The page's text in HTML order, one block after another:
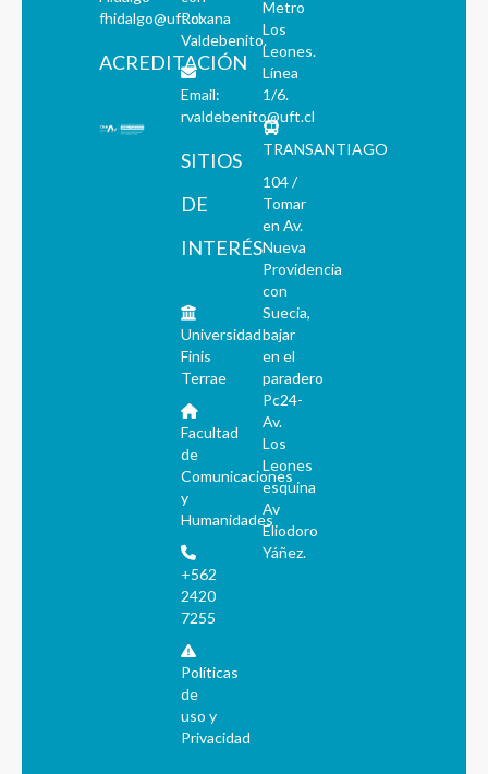
fhidalgo@uft.cl
ACREDITACIÓN
Roxana
Valdebenito.
Email:
rvaldebenito@uft.cl
SITIOS
DE
INTERÉS
Universidad
Finis
Terrae
Facultad
de
Comunicaciones
y
Humanidades
+562
2420
7255
Políticas
de
uso y
Privacidad
Metro
Los
Leones.
Línea
1/6.
TRANSANTIAGO
104 /
Tomar
en Av.
Nueva
Providencia
con
Suecia,
bajar
en el
paradero
Pc24-
Av.
Los
Leones
esquina
Av
Eliodoro
Yáñez.